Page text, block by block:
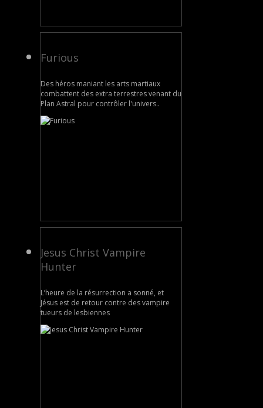
Furious
Des héros maniant les arts martiaux
combattent des extra terrestres venant du
Plan Astral pour contrôler l'univers..
Jesus Christ Vampire
Hunter
L’heure de la résurrection a sonné, et
Jésus est de retour contre des vampire
tueurs de lesbiennes